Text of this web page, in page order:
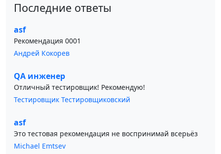
Последние ответы
asf
Рекомендация 0001
Андрей Кокорев
QA инженер
Отличный тестировщик! Рекомендую!
Тестировщик Тестировщиковский
asf
Это тестовая рекомендация не воспринимай всерьёз
Michael Emtsev